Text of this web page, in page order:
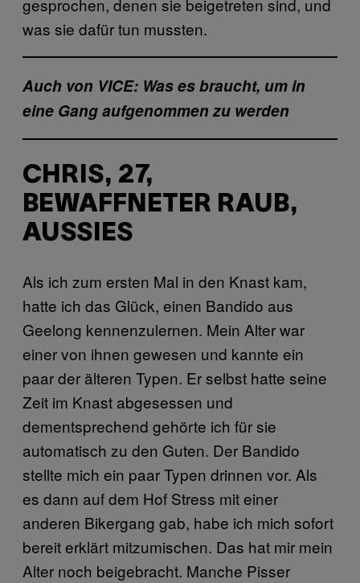
gesprochen, denen sie beigetreten sind, und
was sie dafür tun mussten.
Auch von VICE: Was es braucht, um in
eine Gang aufgenommen zu werden
CHRIS, 27,
BEWAFFNETER RAUB,
AUSSIES
Als ich zum ersten Mal in den Knast kam,
hatte ich das Glück, einen Bandido aus
Geelong kennenzulernen. Mein Alter war
einer von ihnen gewesen und kannte ein
paar der älteren Typen. Er selbst hatte seine
Zeit im Knast abgesessen und
dementsprechend gehörte ich für sie
automatisch zu den Guten. Der Bandido
stellte mich ein paar Typen drinnen vor. Als
es dann auf dem Hof Stress mit einer
anderen Bikergang gab, habe ich mich sofort
bereit erklärt mitzumischen. Das hat mir mein
Alter noch beigebracht. Manche Pisser